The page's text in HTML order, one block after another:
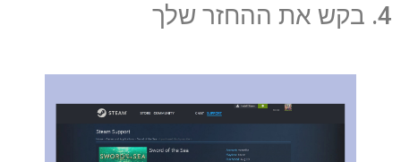
4. בקש את ההחזר שלך